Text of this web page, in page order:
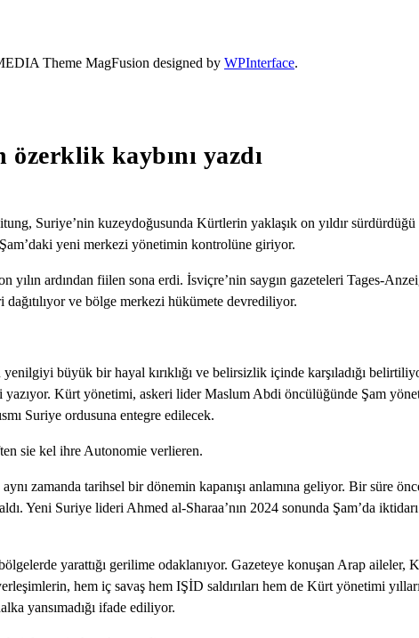
Theme MagFusion designed by WPInterface.
kaybını yazdı
Suriye’nin kuzeydoğusunda Kürtlerin yaklaşık on yıldır
yeni merkezi yönetimin kontrolüne giriyor.
ardından fiilen sona erdi. İsviçre’nin saygın gazeteleri
ve bölge merkezi hükümete devrediliyor.
büyük bir hayal kırıklığı ve belirsizlik içinde karşıladığı
yazıyor. Kürt yönetimi, askeri lider Maslum Abdi öncülüğünde Şam
Suriye ordusuna entegre edilecek.
zamanda tarihsel bir dönemin kapanışı anlamına geliyor. Bir süre
Yeni Suriye lideri Ahmed al‑Sharaa’nın 2024 sonunda Şam’da
yarattığı gerilime odaklanıyor. Gazeteye konuşan Arap
hem iç savaş hem IŞİD saldırıları hem de Kürt yönetimi
yansımadığı ifade ediliyor.